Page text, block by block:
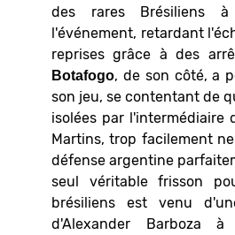
des rares Brésiliens
l'événement, retardant
reprises grâce à des
Botafogo, de son côté, a
son jeu, se contentant de
isolées par l'intermédiaire
Martins, trop facilement
défense argentine
seul véritable frisson
brésiliens est venu
d'Alexander Barboza